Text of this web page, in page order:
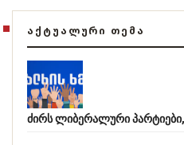
ᲐᲥᲢᲣᲐᲚᲣᲠᲘ ᲗᲔᲛᲐ
ძირს ლიბერალური პარტიები,